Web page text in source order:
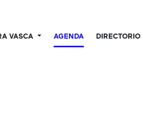
VASCA AGENDA DIRECTORIO